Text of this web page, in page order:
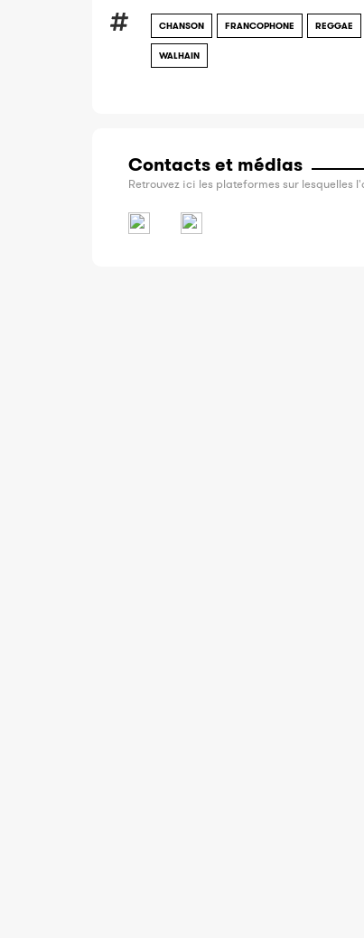
CHANSON FRANCOPHONE REGGAE
WALHAIN
Contacts et médias
Retrouvez ici les plateformes sur lesquelles